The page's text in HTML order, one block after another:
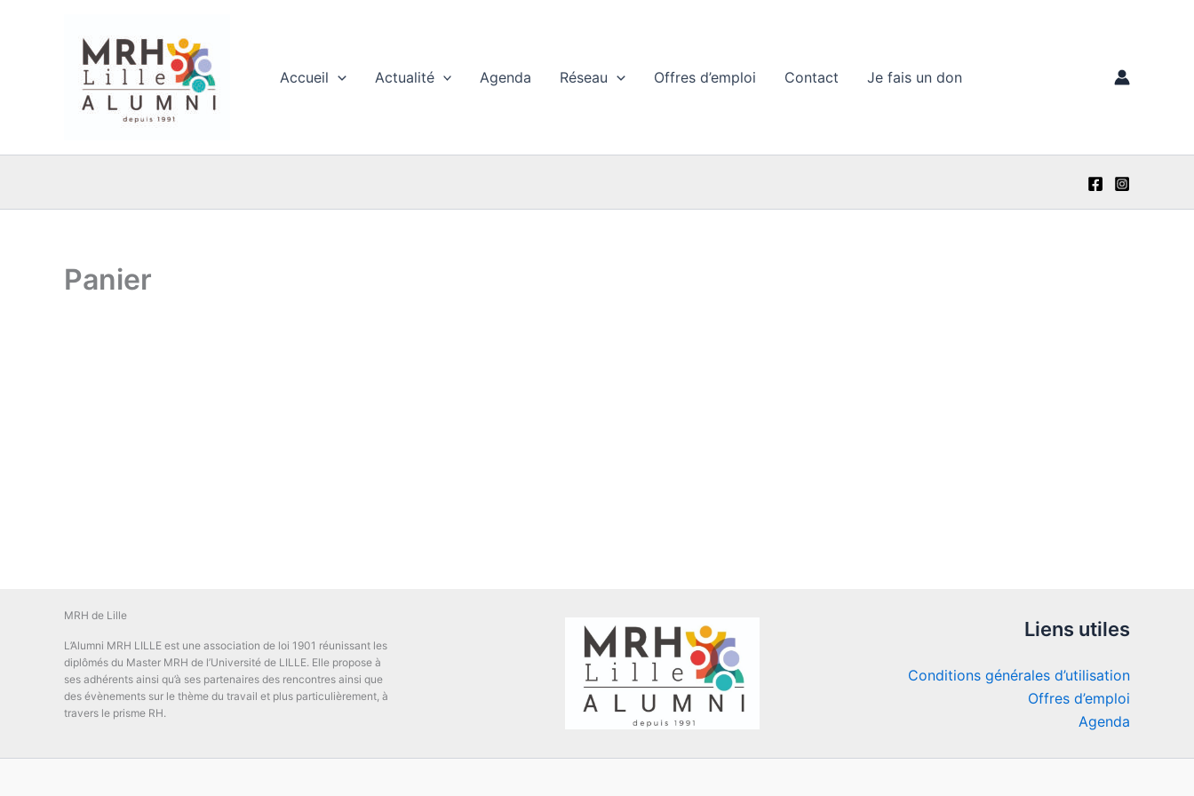
Accueil
Actualité Agenda Réseau Offres d’emploi Contact Je fais un don
Panier
MRH de Lille
L’Alumni MRH LILLE est une association de loi 1901 réunissant les
diplômés du Master MRH de l’Université de LILLE. Elle propose à
ses adhérents ainsi qu’à ses partenaires des rencontres ainsi que
des évènements sur le thème du travail et plus particulièrement, à
travers le prisme RH.
Liens utiles
Conditions générales d’utilisation
Offres d’emploi
Agenda